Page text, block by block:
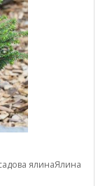
ялинаЯлина